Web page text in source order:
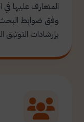
المتعارف عليها
وفق ضوابط البحث
بإرشادات التوثيق